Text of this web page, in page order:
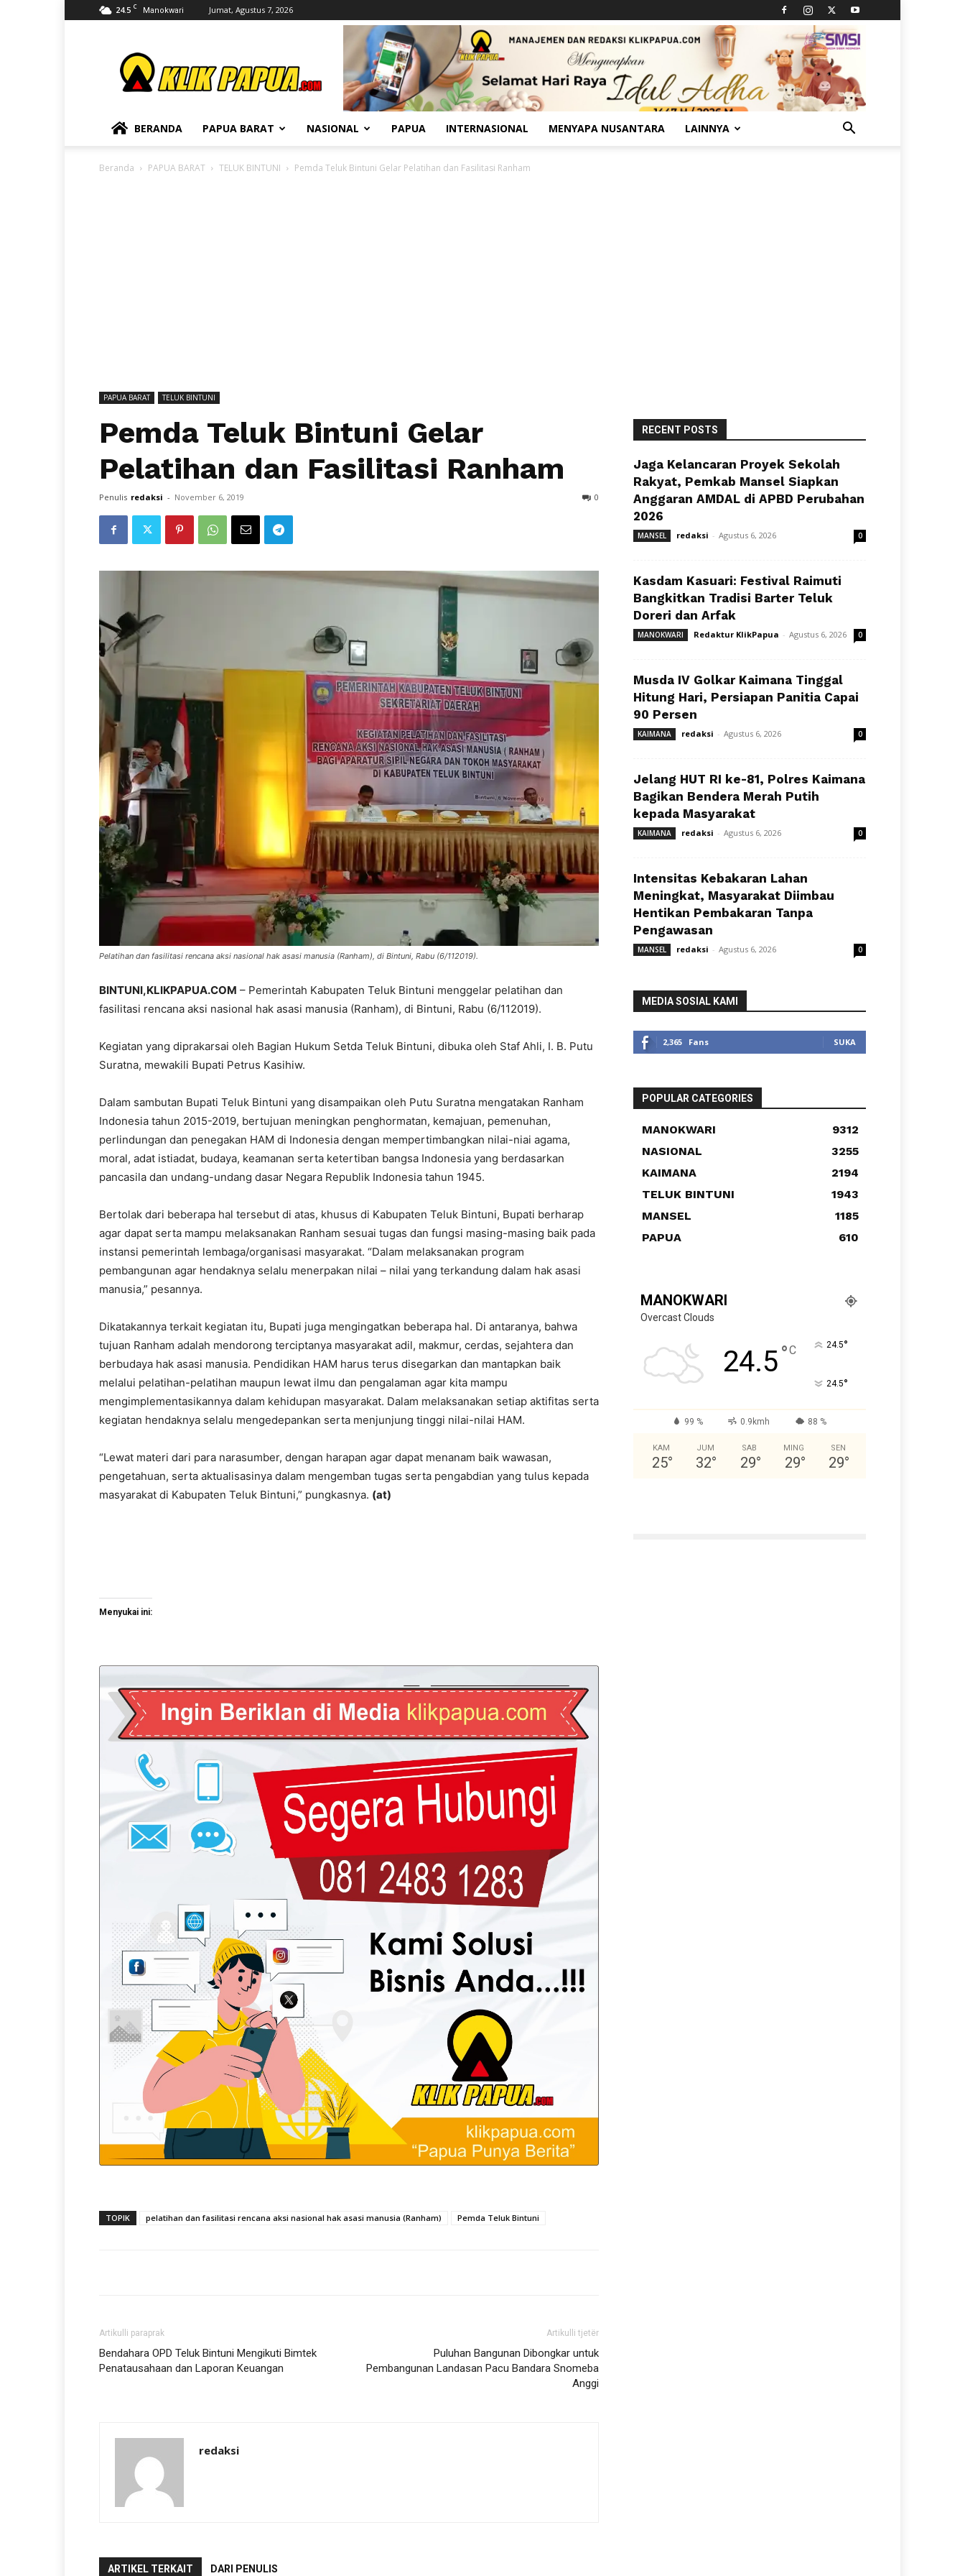
24.5 C Manokwari Jumat, Agustus 7, 2026
BERANDA PAPUA BARAT NASIONAL PAPUA INTERNASIONAL MENYAPA NUSANTARA LAINNYA
Beranda PAPUA BARAT TELUK BINTUNI Pemda Teluk Bintuni Gelar Pelatihan dan Fasilitasi Ranham
PAPUA BARAT TELUK BINTUNI
Pemda Teluk Bintuni Gelar
Pelatihan dan Fasilitasi Ranham
Penulis redaksi - November 6, 2019 0
Pelatihan dan fasilitasi rencana aksi nasional hak asasi manusia (Ranham), di Bintuni, Rabu (6/112019).
BINTUNI,KLIKPAPUA.COM – Pemerintah Kabupaten Teluk Bintuni menggelar pelatihan dan
fasilitasi rencana aksi nasional hak asasi manusia (Ranham), di Bintuni, Rabu (6/112019).
Kegiatan yang diprakarsai oleh Bagian Hukum Setda Teluk Bintuni, dibuka oleh Staf Ahli, I. B. Putu
Suratna, mewakili Bupati Petrus Kasihiw.
Dalam sambutan Bupati Teluk Bintuni yang disampaikan oleh Putu Suratna mengatakan Ranham
Indonesia tahun 2015-2019, bertujuan meningkan penghormatan, kemajuan, pemenuhan,
perlindungan dan penegakan HAM di Indonesia dengan mempertimbangkan nilai-niai agama,
moral, adat istiadat, budaya, keamanan serta ketertiban bangsa Indonesia yang berdasarkan
pancasila dan undang-undang dasar Negara Republik Indonesia tahun 1945.
Bertolak dari beberapa hal tersebut di atas, khusus di Kabupaten Teluk Bintuni, Bupati berharap
agar dapat serta mampu melaksanakan Ranham sesuai tugas dan fungsi masing-masing baik pada
instansi pemerintah lembaga/organisasi masyarakat. “Dalam melaksanakan program
pembangunan agar hendaknya selalu menerpakan nilai – nilai yang terkandung dalam hak asasi
manusia,” pesannya.
Dikatakannya terkait kegiatan itu, Bupati juga mengingatkan beberapa hal. Di antaranya, bahwa
tujuan Ranham adalah mendorong terciptanya masyarakat adil, makmur, cerdas, sejahtera dan
berbudaya hak asasi manusia. Pendidikan HAM harus terus disegarkan dan mantapkan baik
melalui pelatihan-pelatihan maupun lewat ilmu dan pengalaman agar kita mampu
mengimplementasikannya dalam kehidupan masyarakat. Dalam melaksanakan setiap aktifitas serta
kegiatan hendaknya selalu mengedepankan serta menjunjung tinggi nilai-nilai HAM.
“Lewat materi dari para narasumber, dengan harapan agar dapat menanam baik wawasan,
pengetahuan, serta aktualisasinya dalam mengemban tugas serta pengabdian yang tulus kepada
masyarakat di Kabupaten Teluk Bintuni,” pungkasnya. (at)
Menyukai ini:
TOPIK pelatihan dan fasilitasi rencana aksi nasional hak asasi manusia (Ranham) Pemda Teluk Bintuni
Artikulli paraprak
Bendahara OPD Teluk Bintuni Mengikuti Bimtek
Penatausahaan dan Laporan Keuangan
Artikulli tjetër
Puluhan Bangunan Dibongkar untuk
Pembangunan Landasan Pacu Bandara Snomeba
Anggi
redaksi
ARTIKEL TERKAIT DARI PENULIS
RECENT POSTS
Jaga Kelancaran Proyek Sekolah
Rakyat, Pemkab Mansel Siapkan
Anggaran AMDAL di APBD Perubahan
2026
MANSEL redaksi - Agustus 6, 2026 0
Kasdam Kasuari: Festival Raimuti
Bangkitkan Tradisi Barter Teluk
Doreri dan Arfak
MANOKWARI Redaktur KlikPapua - Agustus 6, 2026 0
Musda IV Golkar Kaimana Tinggal
Hitung Hari, Persiapan Panitia Capai
90 Persen
KAIMANA redaksi - Agustus 6, 2026 0
Jelang HUT RI ke-81, Polres Kaimana
Bagikan Bendera Merah Putih
kepada Masyarakat
KAIMANA redaksi - Agustus 6, 2026 0
Intensitas Kebakaran Lahan
Meningkat, Masyarakat Diimbau
Hentikan Pembakaran Tanpa
Pengawasan
MANSEL redaksi - Agustus 6, 2026 0
MEDIA SOSIAL KAMI
2,365 Fans SUKA
POPULAR CATEGORIES
MANOKWARI
9312
NASIONAL
3255
KAIMANA
2194
TELUK BINTUNI
1943
MANSEL
1185
PAPUA
610
MANOKWARI
Overcast Clouds
24.5°C 24.5°
24.5°
99 % 0.9kmh 88 %
KAM
25°
JUM
32°
SAB
29°
MING
29°
SEN
29°